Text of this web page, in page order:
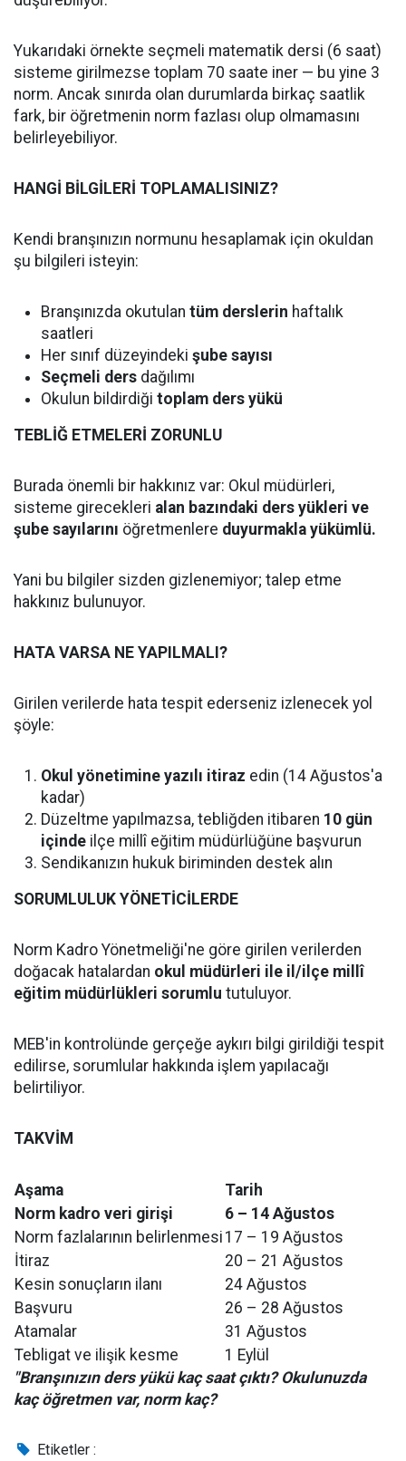
Yukarıdaki örnekte seçmeli matematik dersi (6 saat)
sisteme girilmezse toplam 70 saate iner — bu yine 3
norm. Ancak sınırda olan durumlarda birkaç saatlik
fark, bir öğretmenin norm fazlası olup olmamasını
belirleyebiliyor.
HANGİ BİLGİLERİ TOPLAMALISINIZ?
Kendi branşınızın normunu hesaplamak için okuldan
şu bilgileri isteyin:
Branşınızda okutulan tüm derslerin haftalık
saatleri
Her sınıf düzeyindeki şube sayısı
Seçmeli ders dağılımı
Okulun bildirdiği toplam ders yükü
TEBLİĞ ETMELERİ ZORUNLU
Burada önemli bir hakkınız var: Okul müdürleri,
sisteme girecekleri alan bazındaki ders yükleri ve
şube sayılarını öğretmenlere duyurmakla yükümlü.
Yani bu bilgiler sizden gizlenemiyor; talep etme
hakkınız bulunuyor.
HATA VARSA NE YAPILMALI?
Girilen verilerde hata tespit ederseniz izlenecek yol
şöyle:
Okul yönetimine yazılı itiraz edin (14 Ağustos'a
kadar)
Düzeltme yapılmazsa, tebliğden itibaren 10 gün
içinde ilçe millî eğitim müdürlüğüne başvurun
Sendikanızın hukuk biriminden destek alın
SORUMLULUK YÖNETİCİLERDE
Norm Kadro Yönetmeliği'ne göre girilen verilerden
doğacak hatalardan okul müdürleri ile il/ilçe millî
eğitim müdürlükleri sorumlu tutuluyor.
MEB'in kontrolünde gerçeğe aykırı bilgi girildiği tespit
edilirse, sorumlular hakkında işlem yapılacağı
belirtiliyor.
TAKVİM
Aşama
Tarih
Norm kadro veri girişi
6 – 14 Ağustos
Norm fazlalarının belirlenmesi 17 – 19 Ağustos
İtiraz
20 – 21 Ağustos
Kesin sonuçların ilanı
24 Ağustos
Başvuru
26 – 28 Ağustos
Atamalar
31 Ağustos
Tebligat ve ilişik kesme
1 Eylül
"Branşınızın ders yükü kaç saat çıktı? Okulunuzda
kaç öğretmen var, norm kaç?
Etiketler :